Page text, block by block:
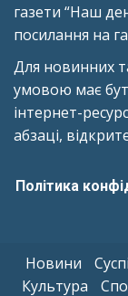
газети “Наш
посилання на
Для новинних
умовою має
інтернет-
абзаці,
Політика
Новини
Культура